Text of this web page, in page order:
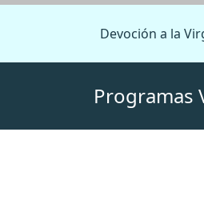
Devoción a la
Programas